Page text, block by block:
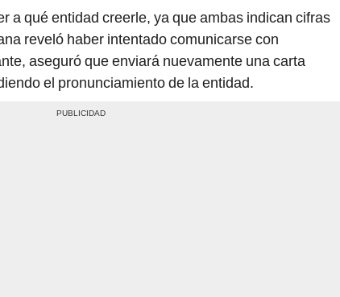
a qué entidad creerle, ya que ambas indican cifras
reveló haber intentado comunicarse con
aseguró que enviará nuevamente una carta
el pronunciamiento de la entidad.